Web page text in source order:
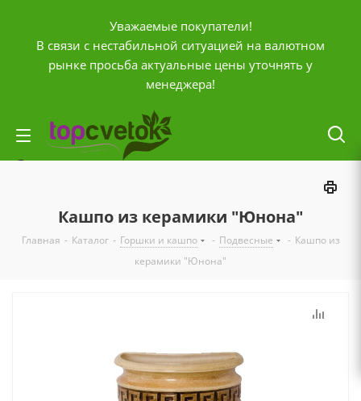
Уважаемые покупатели!
В связи с нестабильной ситуацией на валютном
рынке просьба актуальные цены уточнять у
менеджера!
Отложенные
Сравнение товаров
zakaz@topcvetok.ru
Кашпо из керамики "Юнона"
Главная - Каталог - Горшки и кашпо - Подвесные - Кашпо из
керамики "Юнона"